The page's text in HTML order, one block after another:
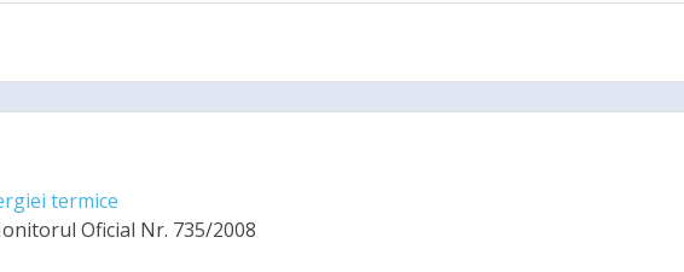
termice
Oficial Nr. 735/2008